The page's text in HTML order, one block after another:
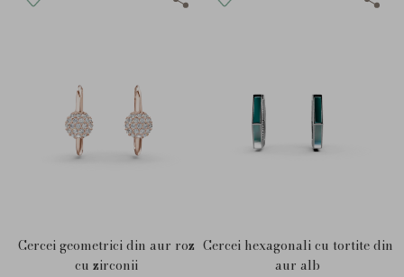
Cercei geometrici din aur roz
cu zirconii
Cercei hexagonali cu tortite din
aur alb